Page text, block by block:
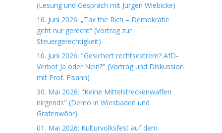
(Lesung und Gespräch mit Jürgen Wiebicke)
16. Juni 2026: „Tax the Rich – Demokratie
geht nur gerecht“ (Vortrag zur
Steuergerechtigkeit)
10. Juni 2026: "Gesichert rechtsextrem? AfD-
Verbot Ja oder Nein?" (Vortrag und Diskussion
mit Prof. Fisahn)
30. Mai 2026: "Keine Mittelstreckenwaffen
nirgends" (Demo in Wiesbaden und
Grafenwöhr)
01. Mai 2026: Kulturvolksfest auf dem